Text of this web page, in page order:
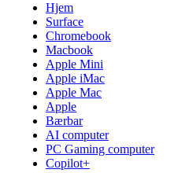
Hjem
Surface
Chromebook
Macbook
Apple Mini
Apple iMac
Apple Mac
Apple
Bærbar
AI computer
PC Gaming computer
Copilot+